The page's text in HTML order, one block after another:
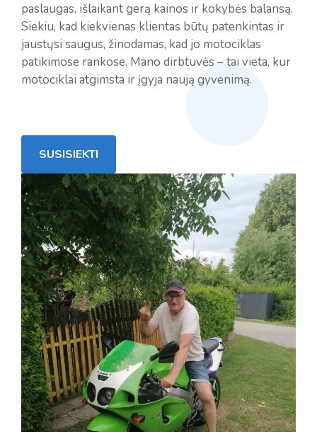
paslaugas, išlaikant gerą kainos ir kokybės balansą.
Siekiu, kad kiekvienas klientas būtų patenkintas ir
jaustųsi saugus, žinodamas, kad jo motociklas
patikimose rankose. Mano dirbtuvės – tai vieta, kur
motociklai atgimsta ir įgyja naują gyvenimą.
SUSISIEKTI